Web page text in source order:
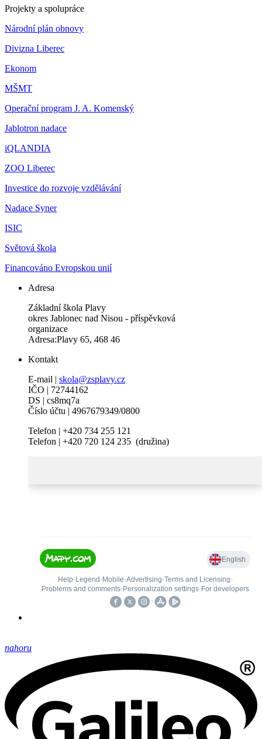
Projekty a spolupráce
Národní plán obnovy
Divizna Liberec
Ekonom
MŠMT
Operační program J. A. Komenský
Jablotron nadace
iQLANDIA
ZOO Liberec
Investice do rozvoje vzdělávání
Nadace Syner
ISIC
Světová škola
Financováno Evropskou unií
Adresa
Základní škola Plavy
okres Jablonec nad Nisou - příspěvková
organizace
Adresa:Plavy 65, 468 46
Kontakt
E-mail | skola@zsplavy.cz
IČO | 72744162
DS | cs8mq7a
Číslo účtu | 4967679349/0800
Telefon | +420 734 255 121
Telefon | +420 720 124 235 (družina)
nahoru